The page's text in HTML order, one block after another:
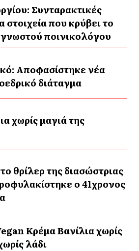
Συνταρακτικές
στοιχεία που κρύβει το
ποινικολόγου
Αποφασίστηκε νέα
διάταγμα
χωρίς μαγιά της
θρίλερ της διασώστριας
ο 41χρονος
Κρέμα Βανίλια χωρίς
λάδι